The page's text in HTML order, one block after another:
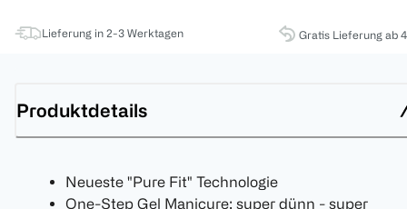
Lieferung in 2-3 Werktagen Gratis Lieferung ab
Produktdetails
Neueste "Pure Fit" Technologie
One-Step Gel Manicure: super dünn - super